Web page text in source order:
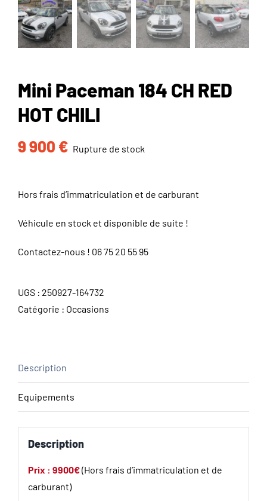
Mini Paceman 184 CH RED
HOT CHILI
9 900 € Rupture de stock
Hors frais d’immatriculation et de carburant
Véhicule en stock et disponible de suite !
Contactez-nous ! 06 75 20 55 95
UGS : 250927-164732
Catégorie : Occasions
Description
Equipements
Description
Prix : 9900€(Hors frais d’immatriculation et de
carburant)